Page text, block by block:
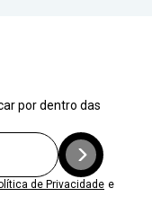
por dentro das
de Privacidade e